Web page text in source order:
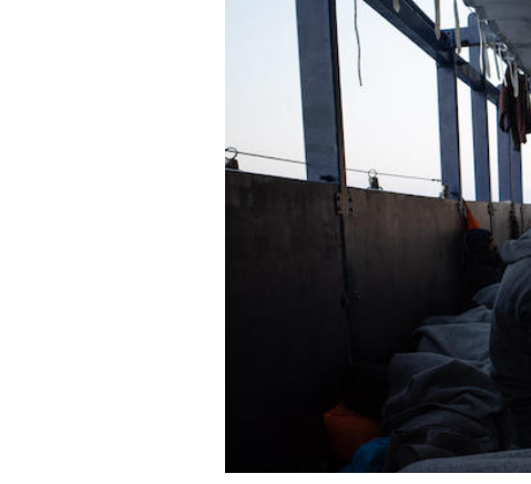
Altrecose
Mondiali calcio 2026